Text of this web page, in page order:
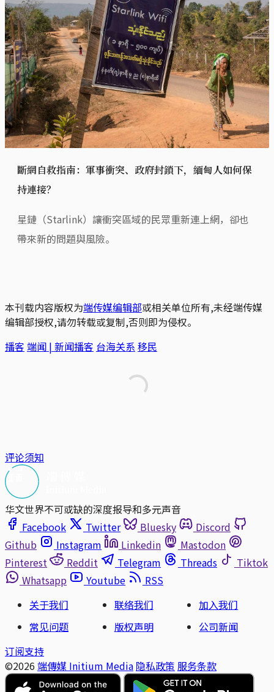
斷網自救指南：軍事衝突、政府封鎖下，緬甸人如何保
持連接？
星鏈（Starlink）讓衝突區域的民眾重新連上網，卻也
帶來新的問題與風險。
本刊载内容版权为端传媒编辑部或相关单位所有,未经端传媒
编辑部授权,请勿转载或复制,否则即为侵权。
播客 端闻 | 新闻播客 台海关系 移民
评论须知
华文世界不可或缺的深度报导和多元声音
Facebook
Twitter Bluesky
Discord
Github
Instagram Linkedin
Mastodon
Pinterest
Reddit Telegram Threads
Tiktok
Whatsapp
Youtube
RSS
关于我们
联络我们
加入我们
常见问题
版权声明
公司新闻
订阅支持
©2026 端傳媒 Initium Media 隐私政策 服务条款